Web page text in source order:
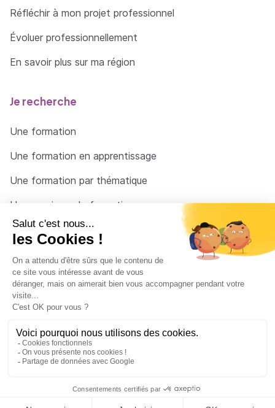
Réfléchir à mon projet professionnel
Évoluer professionnellement
En savoir plus sur ma région
Je recherche
Une formation
Une formation en apprentissage
Une formation par thématique
Un organisme de formation
Un conseiller
Une solution pour raccrocher
© 2026 - Côté Formations - par Via Compétences
Menu Pied de page
Mentions Légales
Politique de confidentialité